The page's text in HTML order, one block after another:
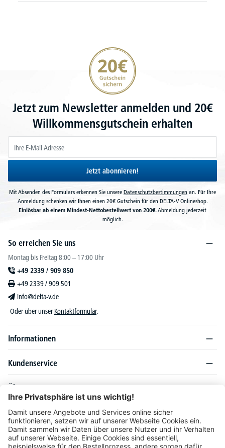
20€ Gutschein sichern
Jetzt zum Newsletter anmelden und 20€
Willkommensgutschein erhalten
Jetzt abonnieren!
Mit Absenden des Formulars erkennen Sie unsere Datenschutzbestimmungen an. Für Ihre
Anmeldung schenken wir Ihnen einen 20€ Gutschein für den DELTA-V Onlineshop.
Einlösbar ab einem Mindest-Nettobestellwert von 200€.Abmeldung jederzeit
möglich.
So erreichen Sie uns
Montag bis Freitag 8:00 – 17:00 Uhr
+49 2339 / 909 850
+49 2339 / 909 501
info@delta-v.de
Oder über unser Kontaktformular.
Informationen
Kundenservice
Über DELTA-V
Produktsortiment
Ratgeber